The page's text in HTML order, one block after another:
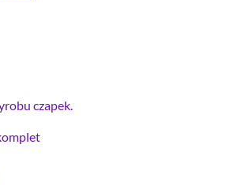
czapek.